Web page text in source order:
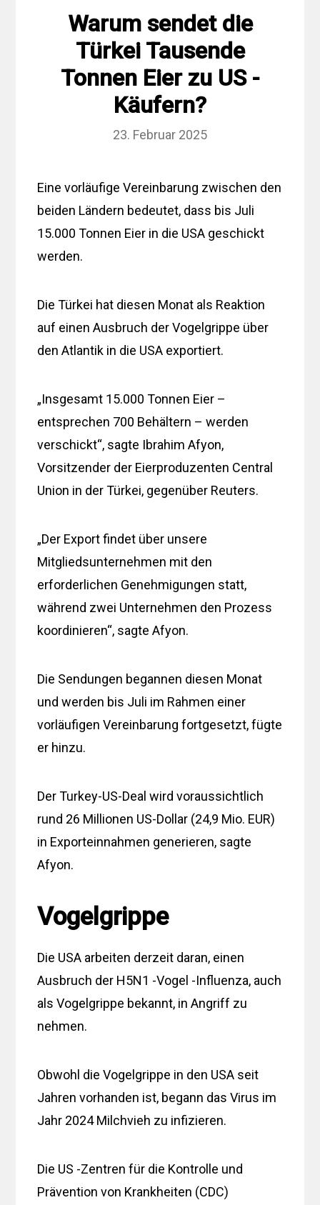
Warum sendet die
Türkei Tausende
Tonnen Eier zu US -
Käufern?
23. Februar 2025
Eine vorläufige Vereinbarung zwischen den
beiden Ländern bedeutet, dass bis Juli
15.000 Tonnen Eier in die USA geschickt
werden.
Die Türkei hat diesen Monat als Reaktion
auf einen Ausbruch der Vogelgrippe über
den Atlantik in die USA exportiert.
„Insgesamt 15.000 Tonnen Eier –
entsprechen 700 Behältern – werden
verschickt“, sagte Ibrahim Afyon,
Vorsitzender der Eierproduzenten Central
Union in der Türkei, gegenüber Reuters.
„Der Export findet über unsere
Mitgliedsunternehmen mit den
erforderlichen Genehmigungen statt,
während zwei Unternehmen den Prozess
koordinieren“, sagte Afyon.
Die Sendungen begannen diesen Monat
und werden bis Juli im Rahmen einer
vorläufigen Vereinbarung fortgesetzt, fügte
er hinzu.
Der Turkey-US-Deal wird voraussichtlich
rund 26 Millionen US-Dollar (24,9 Mio. EUR)
in Exporteinnahmen generieren, sagte
Afyon.
Vogelgrippe
Die USA arbeiten derzeit daran, einen
Ausbruch der H5N1 -Vogel -Influenza, auch
als Vogelgrippe bekannt, in Angriff zu
nehmen.
Obwohl die Vogelgrippe in den USA seit
Jahren vorhanden ist, begann das Virus im
Jahr 2024 Milchvieh zu infizieren.
Die US -Zentren für die Kontrolle und
Prävention von Krankheiten (CDC)